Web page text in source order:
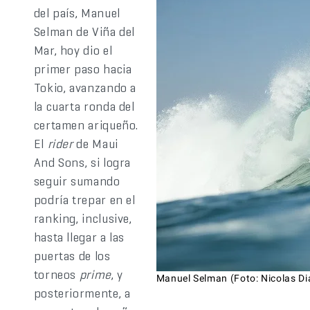
Manuel Selman (Foto: Nicolas
del país, Manuel
Selman de Viña del
Mar, hoy dio el
primer paso hacia
Tokio, avanzando a
la cuarta ronda del
certamen ariqueño.
El riderde Maui
And Sons, si logra
seguir sumando
podría trepar en el
ranking, inclusive,
hasta llegar a las
puertas de los
torneos prime, y
posteriormente, a